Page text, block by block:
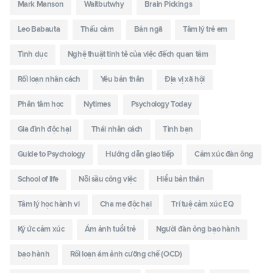
Mark Manson Waitbutwhy Brain Pickings
Leo Babauta Thấu cảm Bản ngã Tâm lý trẻ em
Tình dục Nghệ thuật tinh tê của việc đếch quan tâm
Rối loạn nhân cách Yêu bản thân Địa vị xã hội
Phân tâm học Nytimes Psychology Today
Gia đình độc hại Thái nhân cách Tình bạn
Guide to Psychology Hướng dẫn giao tiếp Cảm xúc đàn ông
School of life Nỗi sầu công việc Hiểu bản thân
Tâm lý học hành vi Cha mẹ độc hại Trí tuệ cảm xúc EQ
Ký ức cảm xúc Ám ảnh tuổi trẻ Người đàn ông bạo hành
bạo hành Rối loạn ám ảnh cưỡng chế (OCD)